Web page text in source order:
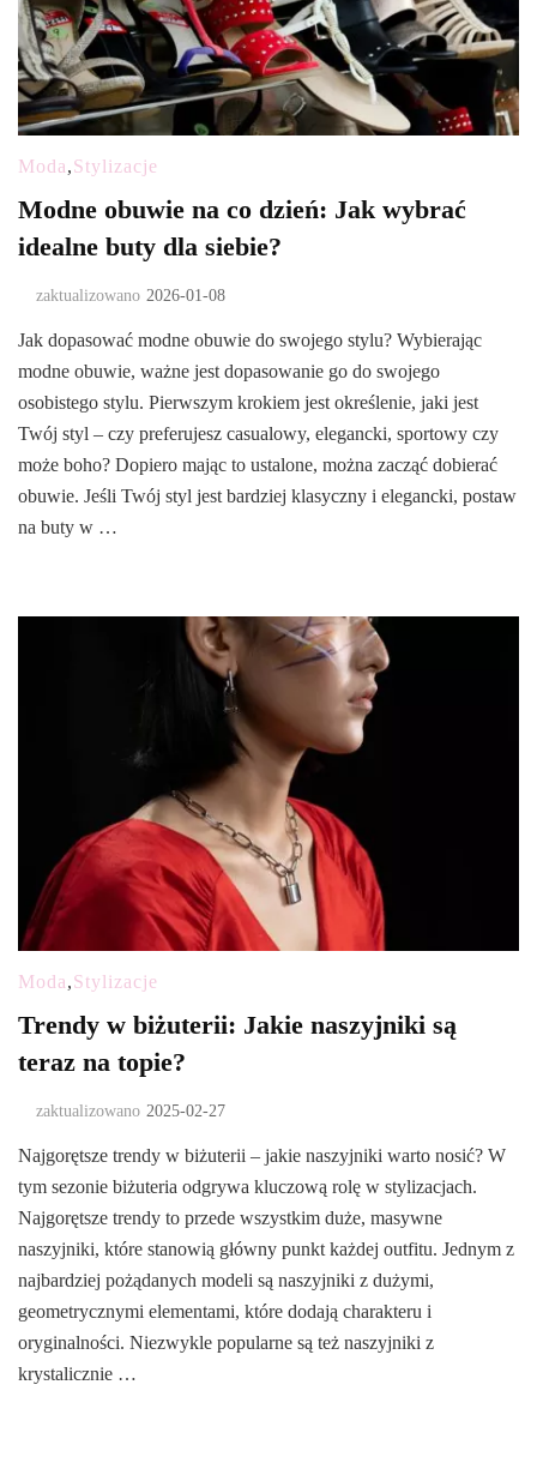
Moda,Stylizacje
Modne obuwie na co dzień: Jak wybrać
idealne buty dla siebie?
zaktualizowano 2026-01-08
Jak dopasować modne obuwie do swojego stylu? Wybierając
modne obuwie, ważne jest dopasowanie go do swojego
osobistego stylu. Pierwszym krokiem jest określenie, jaki jest
Twój styl – czy preferujesz casualowy, elegancki, sportowy czy
może boho? Dopiero mając to ustalone, można zacząć dobierać
obuwie. Jeśli Twój styl jest bardziej klasyczny i elegancki, postaw
na buty w …
Moda,Stylizacje
Trendy w biżuterii: Jakie naszyjniki są
teraz na topie?
zaktualizowano 2025-02-27
Najgorętsze trendy w biżuterii – jakie naszyjniki warto nosić? W
tym sezonie biżuteria odgrywa kluczową rolę w stylizacjach.
Najgorętsze trendy to przede wszystkim duże, masywne
naszyjniki, które stanowią główny punkt każdej outfitu. Jednym z
najbardziej pożądanych modeli są naszyjniki z dużymi,
geometrycznymi elementami, które dodają charakteru i
oryginalności. Niezwykle popularne są też naszyjniki z
krystalicznie …